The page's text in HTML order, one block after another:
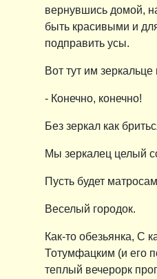
вернувшись домой,
быть красивыми и
подправить усы.
Вот тут им зеркальце
- Конечно, конечно!
Без зеркал как
Мы зеркалец целый
Пусть будет
Веселый городок.
Как-то обезьянка, С
Тотумфацким (и его
теплый вечерорк